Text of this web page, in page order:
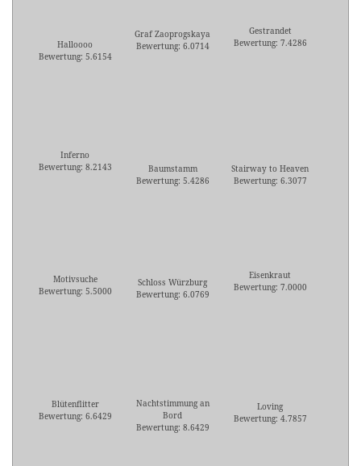
Halloooo
Bewertung: 5.6154
Graf Zaoprogskaya
Bewertung: 6.0714
Gestrandet
Bewertung: 7.4286
Inferno
Bewertung: 8.2143
Baumstamm
Bewertung: 5.4286
Stairway to Heaven
Bewertung: 6.3077
Motivsuche
Bewertung: 5.5000
Schloss Würzburg
Bewertung: 6.0769
Eisenkraut
Bewertung: 7.0000
Blütenflitter
Bewertung: 6.6429
Nachtstimmung an
Bord
Bewertung: 8.6429
Loving
Bewertung: 4.7857